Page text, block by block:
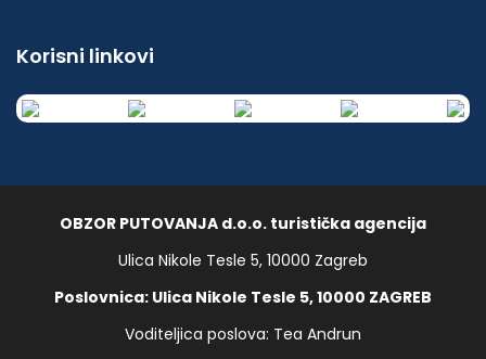
Korisni linkovi
OBZOR PUTOVANJA d.o.o. turistička agencija
Ulica Nikole Tesle 5, 10000 Zagreb
Poslovnica: Ulica Nikole Tesle 5, 10000 ZAGREB
Voditeljica poslova: Tea Andrun